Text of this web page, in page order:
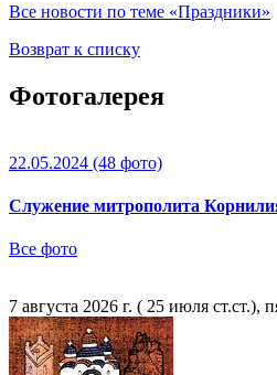
Все новости по теме «Праздники»
Возврат к списку
Фотогалерея
22.05.2024 (48 фото)
Служение митрополита
Все фото
7 августа 2026 г. ( 25 июля ст.ст.),